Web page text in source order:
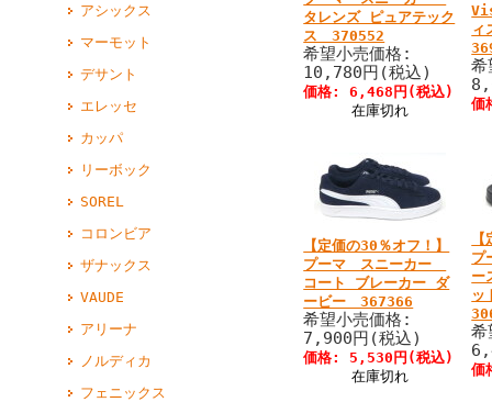
アシックス
マーモット
デサント
エレッセ
カッパ
リーボック
SOREL
コロンビア
ザナックス
VAUDE
アリーナ
ノルディカ
フェニックス
タレンズ ピュアテック
ス 370552
希望小売価格:
10,780円(税込)
価格: 6,468円(税込)
在庫切れ
ィ
価
【定価の30％オフ！】
プーマ スニーカー
コート ブレーカー ダ
ービー 367366
希望小売価格:
7,900円(税込)
価格: 5,530円(税込)
在庫切れ
プ
ー
価